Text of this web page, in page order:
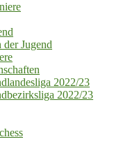
Jugend
2022/23
2022/23